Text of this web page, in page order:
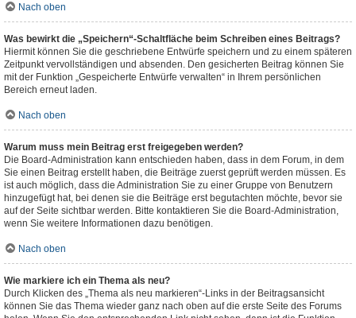
Nach oben
Was bewirkt die „Speichern“-Schaltfläche beim Schreiben eines Beitrags?
Hiermit können Sie die geschriebene Entwürfe speichern und zu einem späteren
Zeitpunkt vervollständigen und absenden. Den gesicherten Beitrag können Sie
mit der Funktion „Gespeicherte Entwürfe verwalten“ in Ihrem persönlichen
Bereich erneut laden.
Nach oben
Warum muss mein Beitrag erst freigegeben werden?
Die Board-Administration kann entschieden haben, dass in dem Forum, in dem
Sie einen Beitrag erstellt haben, die Beiträge zuerst geprüft werden müssen. Es
ist auch möglich, dass die Administration Sie zu einer Gruppe von Benutzern
hinzugefügt hat, bei denen sie die Beiträge erst begutachten möchte, bevor sie
auf der Seite sichtbar werden. Bitte kontaktieren Sie die Board-Administration,
wenn Sie weitere Informationen dazu benötigen.
Nach oben
Wie markiere ich ein Thema als neu?
Durch Klicken des „Thema als neu markieren“-Links in der Beitragsansicht
können Sie das Thema wieder ganz nach oben auf die erste Seite des Forums